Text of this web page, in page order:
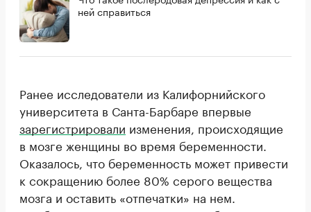
ней справиться
Ранее исследователи из Калифорнийского
университета в Санта-Барбаре впервые
зарегистрировали изменения, происходящие
в мозге женщины во время беременности.
Оказалось, что беременность может привести
к сокращению более 80% серого вещества
мозга и оставить «отпечатки» на нем.